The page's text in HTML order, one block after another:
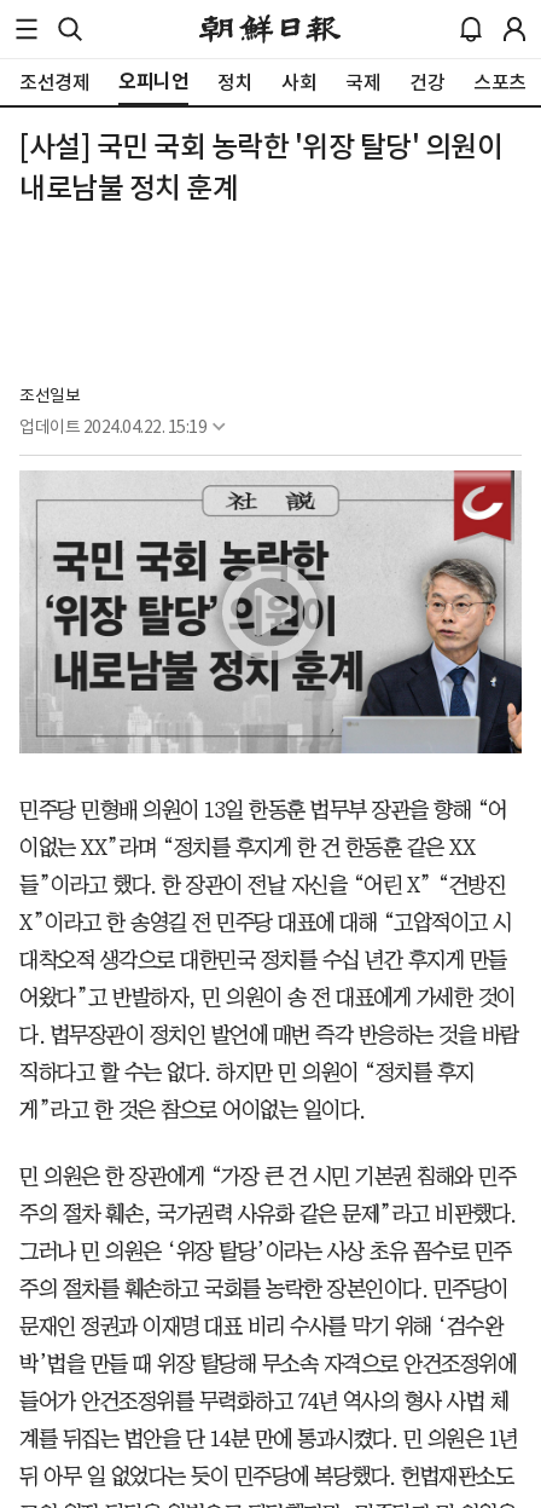
조선경제 오피니언 정치 사회 국제 건강 스포츠
[사설] 국민 국회 농락한 '위장 탈당' 의원이
내로남불 정치 훈계
조선일보
업데이트 2024.04.22. 15:19
민주당 민형배 의원이 13일 한동훈 법무부 장관을 향해 “어
이없는 XX”라며 “정치를 후지게 한 건 한동훈 같은 XX
들”이라고 했다. 한 장관이 전날 자신을 “어린 X” “건방진
X”이라고 한 송영길 전 민주당 대표에 대해 “고압적이고 시
대착오적 생각으로 대한민국 정치를 수십 년간 후지게 만들
어왔다”고 반발하자, 민 의원이 송 전 대표에게 가세한 것이
다. 법무장관이 정치인 발언에 매번 즉각 반응하는 것을 바람
직하다고 할 수는 없다. 하지만 민 의원이 “정치를 후지
게”라고 한 것은 참으로 어이없는 일이다.
민 의원은 한 장관에게 “가장 큰 건 시민 기본권 침해와 민주
주의 절차 훼손, 국가권력 사유화 같은 문제”라고 비판했다.
그러나 민 의원은 ‘위장 탈당’이라는 사상 초유 꼼수로 민주
주의 절차를 훼손하고 국회를 농락한 장본인이다. 민주당이
문재인 정권과 이재명 대표 비리 수사를 막기 위해 ‘검수완
박’법을 만들 때 위장 탈당해 무소속 자격으로 안건조정위에
들어가 안건조정위를 무력화하고 74년 역사의 형사 사법 체
계를 뒤집는 법안을 단 14분 만에 통과시켰다. 민 의원은 1년
뒤 아무 일 없었다는 듯이 민주당에 복당했다. 헌법재판소도